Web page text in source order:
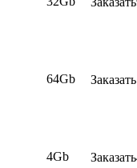
64Gb Заказать
4Gb Заказать